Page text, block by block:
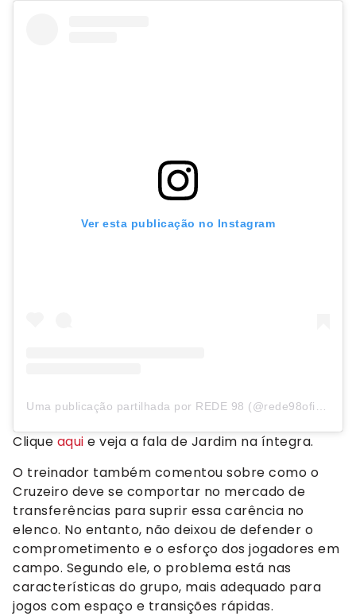
Ver esta publicação no Instagram
Uma publicação partilhada por REDE 98 (@rede98oficial)
Clique aqui e veja a fala de Jardim na íntegra.
O treinador também comentou sobre como o
Cruzeiro deve se comportar no mercado de
transferências para suprir essa carência no
elenco. No entanto, não deixou de defender o
comprometimento e o esforço dos jogadores em
campo. Segundo ele, o problema está nas
características do grupo, mais adequado para
jogos com espaço e transições rápidas.